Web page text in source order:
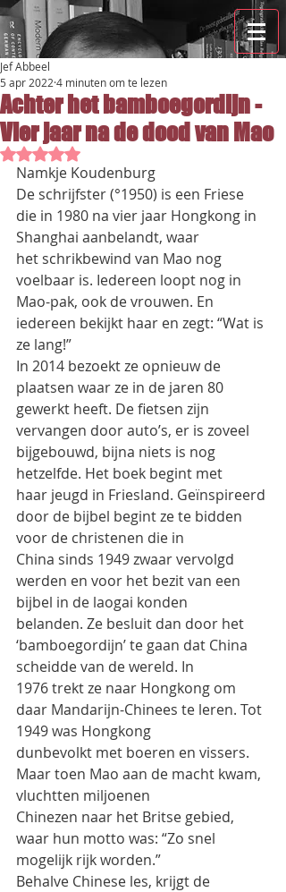
Achter het bamboegordijn -
Vier jaar na de dood van Mao
Jef Abbeel
5 apr 2022 4 minuten om te lezen
Beoordeeld met NaN uit 5 sterren.
Namkje Koudenburg
De schrijfster (°1950) is een Friese
die in 1980 na vier jaar Hongkong in
Shanghai aanbelandt, waar
het schrikbewind van Mao nog
voelbaar is. Iedereen loopt nog in
Mao-pak, ook de vrouwen. En
iedereen bekijkt haar en zegt: “Wat is
ze lang!”
In 2014 bezoekt ze opnieuw de
plaatsen waar ze in de jaren 80
gewerkt heeft. De fietsen zijn
vervangen door auto’s, er is zoveel
bijgebouwd, bijna niets is nog
hetzelfde. Het boek begint met
haar jeugd in Friesland. Geïnspireerd
door de bijbel begint ze te bidden
voor de christenen die in
China sinds 1949 zwaar vervolgd
werden en voor het bezit van een
bijbel in de laogai konden
belanden. Ze besluit dan door het
‘bamboegordijn’ te gaan dat China
scheidde van de wereld. In
1976 trekt ze naar Hongkong om
daar Mandarijn-Chinees te leren. Tot
1949 was Hongkong
dunbevolkt met boeren en vissers.
Maar toen Mao aan de macht kwam,
vluchtten miljoenen
Chinezen naar het Britse gebied,
waar hun motto was: “Zo snel
mogelijk rijk worden.”
Behalve Chinese les, krijgt de